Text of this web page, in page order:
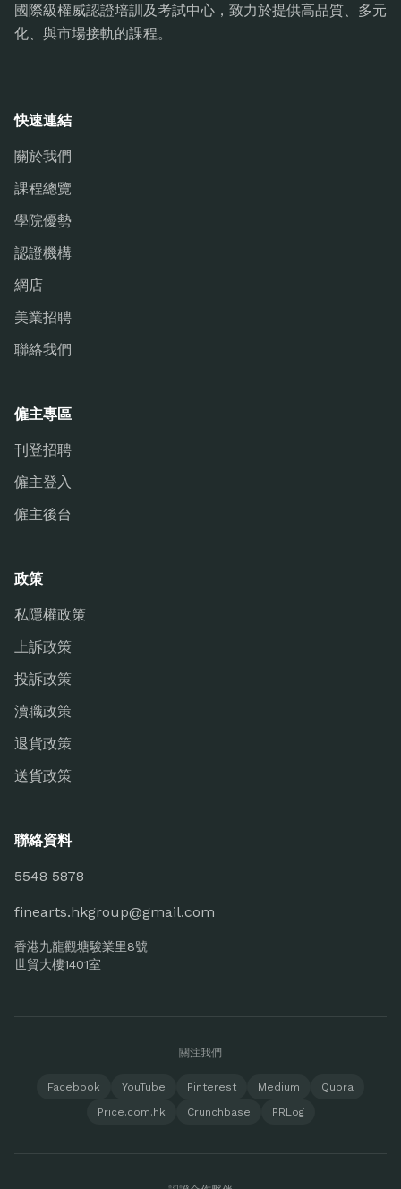
國際級權威認證培訓及考試中心，致力於提供高品質、多元
化、與市場接軌的課程。
快速連結
關於我們
課程總覽
學院優勢
認證機構
網店
美業招聘
聯絡我們
僱主專區
刊登招聘
僱主登入
僱主後台
政策
私隱權政策
上訴政策
投訴政策
瀆職政策
退貨政策
送貨政策
聯絡資料
5548 5878
finearts.hkgroup@gmail.com
香港九龍觀塘駿業里8號
世貿大樓1401室
關注我們
Facebook YouTube Pinterest Medium
Quora
Price.com.hk
Crunchbase PRLog